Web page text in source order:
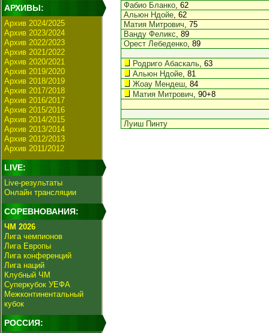
АРХИВЫ:
Архив 2024/2025
Архив 2023/2024
Архив 2022/2023
Архив 2021/2022
Архив 2020/2021
Архив 2019/2020
Архив 2018/2019
Архив 2017/2018
Архив 2016/2017
Архив 2015/2016
Архив 2014/2015
Архив 2013/2014
Архив 2012/2013
Архив 2011/2012
LIVE:
Live-результаты
Онлайн трансляции
СОРЕВНОВАНИЯ:
ЧМ 2026
Лига чемпионов
Лига Европы
Лига конференций
Лига наций
Клубный ЧМ
Суперкубок УЕФА
Межконтинентальный
кубок
РОССИЯ:
Фабио Бланко, 62
Альюн Ндойе, 62
Матия Митрович, 75
Ванду Феликс, 89
Орест Лебеденко, 89
Родриго Абаскаль, 63
Альюн Ндойе, 81
Жоау Мендеш, 84
Матия Митрович, 90+8
Луиш Пинту